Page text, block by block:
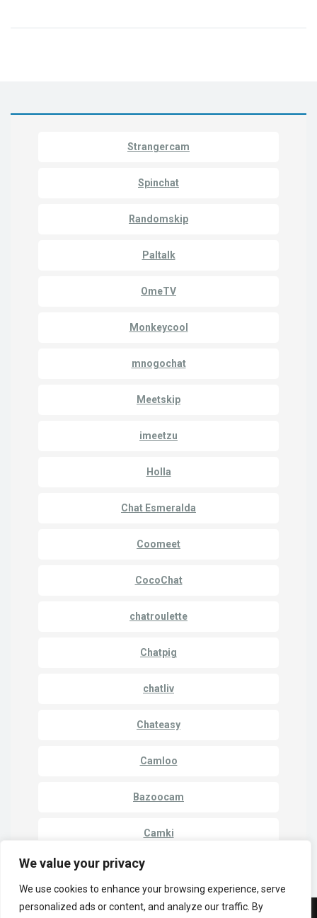
We value your privacy
We use cookies to enhance your browsing experience, serve
personalized ads or content, and analyze our traffic. By
Strangercam
Spinchat
Randomskip
Paltalk
OmeTV
Monkeycool
mnogochat
Meetskip
imeetzu
Holla
Chat Esmeralda
Coomeet
CocoChat
chatroulette
Chatpig
chatliv
Chateasy
Camloo
Bazoocam
Camki